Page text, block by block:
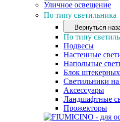
Уличное освещение
По типу светильника
Вернуться
По типу
Подвесы
Настенные
Напольные
Блок штекерных
Светильники на
Аксессуары
Ландшафтные
Прожекторы